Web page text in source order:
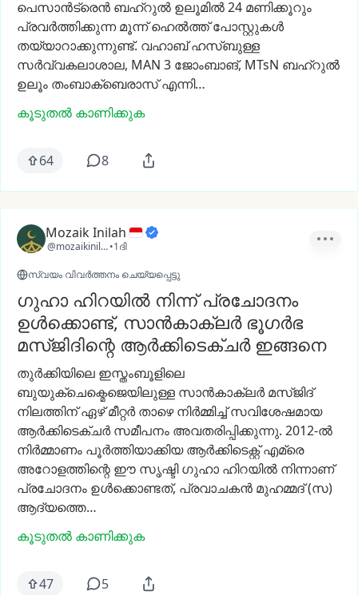
പെസാൻട്രെൻ ബഹ്‌റുൽ ഉലൂമിൽ24 മണിക്കൂറും
പ്രവർത്തിക്കുന്ന മൂന്ന് ഹെൽത്ത് പോസ്റ്റുകൾ
തയ്യാറാക്കുന്നുണ്ട്. വഹാബ്‌ ഹസ്‌ബുള്ള
സർവ്വകലാശാല, MAN 3 ജോംബാങ്, MTsN ബഹ്‌റുൽ
ഉലൂം തംബാക്‌ബെരാസ് എന്നി…
കൂടുതൽ കാണിക്കുക
64 8
Mozaik Inilah
@mozaikinilah•1ദി
സ്വയം വിവർത്തനം ചെയ്യപ്പെട്ടു
ഗുഹാ ഹിറയിൽ നിന്ന് പ്രചോദനം
ഉൾക്കൊണ്ട്, സാൻകാക്ലർ ഭൂഗർഭ
മസ്ജിദിന്റെ ആർക്കിടെക്ചർ ഇങ്ങനെ
തുർക്കിയിലെ ഇസ്തംബൂളിലെ
ബുയുക്‌ചെക്മെജെയിലുള്ള സാൻകാക്ലർ മസ്ജിദ്
നിലത്തിന് ഏഴ് മീറ്റർ താഴെ നിർമ്മിച്ച് സവിശേഷമായ
ആർക്കിടെക്ചർ സമീപനം അവതരിപ്പിക്കുന്നു. 2012-ൽ
നിർമ്മാണം പൂർത്തിയാക്കിയ ആർക്കിടെക്റ്റ് എമ്രെ
അറോളത്തിന്റെ ഈ സൃഷ്ടി ഗുഹാ ഹിറയിൽ നിന്നാണ്
പ്രചോദനം ഉൾക്കൊണ്ടത്, പ്രവാചകൻ മുഹമ്മദ്(സ)
ആദ്യത്തെ…
കൂടുതൽ കാണിക്കുക
47 5